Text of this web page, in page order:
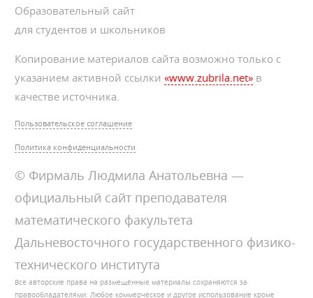
Образовательный сайт
для студентов и школьников
Копирование материалов сайта возможно только с
указанием активной ссылки«www.zubrila.net» в
качестве источника.
Пользовательское соглашение
Политика конфиденциальности
© Фирмаль Людмила Анатольевна —
официальный сайт преподавателя
математического факультета
Дальневосточного государственного физико-
технического института
Все авторские права на размещённые материалы сохраняются за
правообладателями. Любое коммерческое и другое использование кроме